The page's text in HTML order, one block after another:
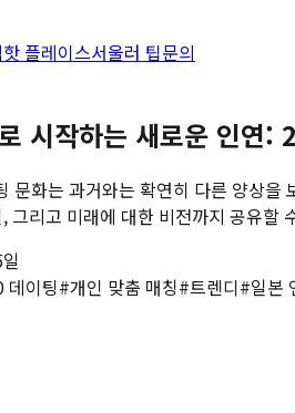
핫 플레이스서울러 팁문의
시작하는 새로운 인연:
문화는 과거와는 확연히 다른 양상
그리고 미래에 대한 비전까지 공유할
데이팅#개인 맞춤 매칭#트렌디#일본